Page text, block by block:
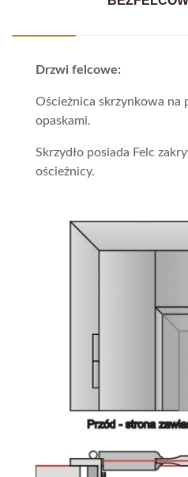
Drzwi felcowe:
Ościeżnica skrzynkowa na
opaskami.
Skrzydło posiada Felc
ościeżnicy.